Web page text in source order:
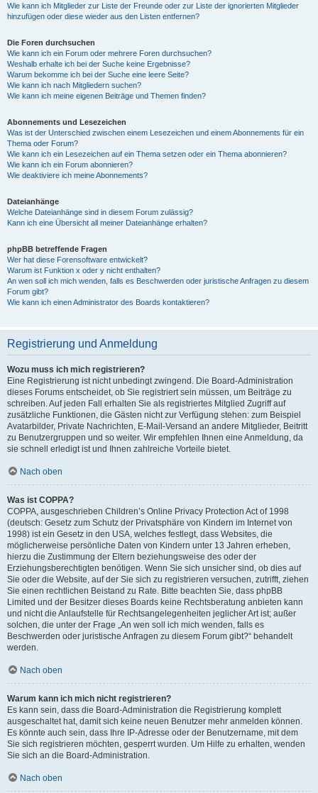
Wie kann ich Mitglieder zur Liste der Freunde oder zur Liste der ignorierten Mitglieder
hinzufügen oder diese wieder aus den Listen entfernen?
Die Foren durchsuchen
Wie kann ich ein Forum oder mehrere Foren durchsuchen?
Weshalb erhalte ich bei der Suche keine Ergebnisse?
Warum bekomme ich bei der Suche eine leere Seite?
Wie kann ich nach Mitgliedern suchen?
Wie kann ich meine eigenen Beiträge und Themen finden?
Abonnements und Lesezeichen
Was ist der Unterschied zwischen einem Lesezeichen und einem Abonnements für ein
Thema oder Forum?
Wie kann ich ein Lesezeichen auf ein Thema setzen oder ein Thema abonnieren?
Wie kann ich ein Forum abonnieren?
Wie deaktiviere ich meine Abonnements?
Dateianhänge
Welche Dateianhänge sind in diesem Forum zulässig?
Kann ich eine Übersicht all meiner Dateianhänge erhalten?
phpBB betreffende Fragen
Wer hat diese Forensoftware entwickelt?
Warum ist Funktion x oder y nicht enthalten?
An wen soll ich mich wenden, falls es Beschwerden oder juristische Anfragen zu diesem
Forum gibt?
Wie kann ich einen Administrator des Boards kontaktieren?
Registrierung und Anmeldung
Wozu muss ich mich registrieren?
Eine Registrierung ist nicht unbedingt zwingend. Die Board-Administration
dieses Forums entscheidet, ob Sie registriert sein müssen, um Beiträge zu
schreiben. Auf jeden Fall erhalten Sie als registriertes Mitglied Zugriff auf
zusätzliche Funktionen, die Gästen nicht zur Verfügung stehen: zum Beispiel
Avatarbilder, Private Nachrichten, E-Mail-Versand an andere Mitglieder, Beitritt
zu Benutzergruppen und so weiter. Wir empfehlen Ihnen eine Anmeldung, da
sie schnell erledigt ist und Ihnen zahlreiche Vorteile bietet.
Nach oben
Was ist COPPA?
COPPA, ausgeschrieben Children’s Online Privacy Protection Act of 1998
(deutsch: Gesetz zum Schutz der Privatsphäre von Kindern im Internet von
1998) ist ein Gesetz in den USA, welches festlegt, dass Websites, die
möglicherweise persönliche Daten von Kindern unter 13 Jahren erheben,
hierzu die Zustimmung der Eltern beziehungsweise des oder der
Erziehungsberechtigten benötigen. Wenn Sie sich unsicher sind, ob dies auf
Sie oder die Website, auf der Sie sich zu registrieren versuchen, zutrifft, ziehen
Sie einen rechtlichen Beistand zu Rate. Bitte beachten Sie, dass phpBB
Limited und der Besitzer dieses Boards keine Rechtsberatung anbieten kann
und nicht die Anlaufstelle für Rechtsangelegenheiten jeglicher Art ist; außer
solchen, die unter der Frage „An wen soll ich mich wenden, falls es
Beschwerden oder juristische Anfragen zu diesem Forum gibt?“ behandelt
werden.
Nach oben
Warum kann ich mich nicht registrieren?
Es kann sein, dass die Board-Administration die Registrierung komplett
ausgeschaltet hat, damit sich keine neuen Benutzer mehr anmelden können.
Es könnte auch sein, dass Ihre IP-Adresse oder der Benutzername, mit dem
Sie sich registrieren möchten, gesperrt wurden. Um Hilfe zu erhalten, wenden
Sie sich an die Board-Administration.
Nach oben